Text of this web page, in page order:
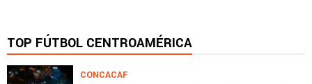
TOP FÚTBOL CENTROAMÉRICA
CONCACAF